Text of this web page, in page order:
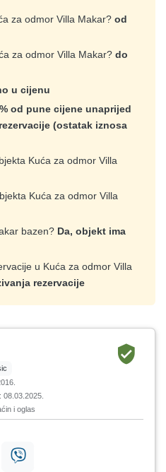
za odmor Villa Makar? od
za odmor Villa Makar? do
u cijenu
od pune cijene unaprijed
(ostatak iznosa
Kuća za odmor Villa
Kuća za odmor Villa
bazen? Da, objekt ima
u Kuća za odmor Villa
rezervacije
08.03.2025.
i oglas